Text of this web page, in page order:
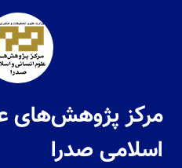
مرکز پژوهش‌های
اسلامی صدرا